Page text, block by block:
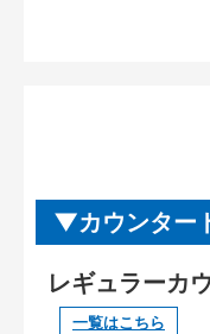
カウンター
レギュラーカ
一覧はこちら